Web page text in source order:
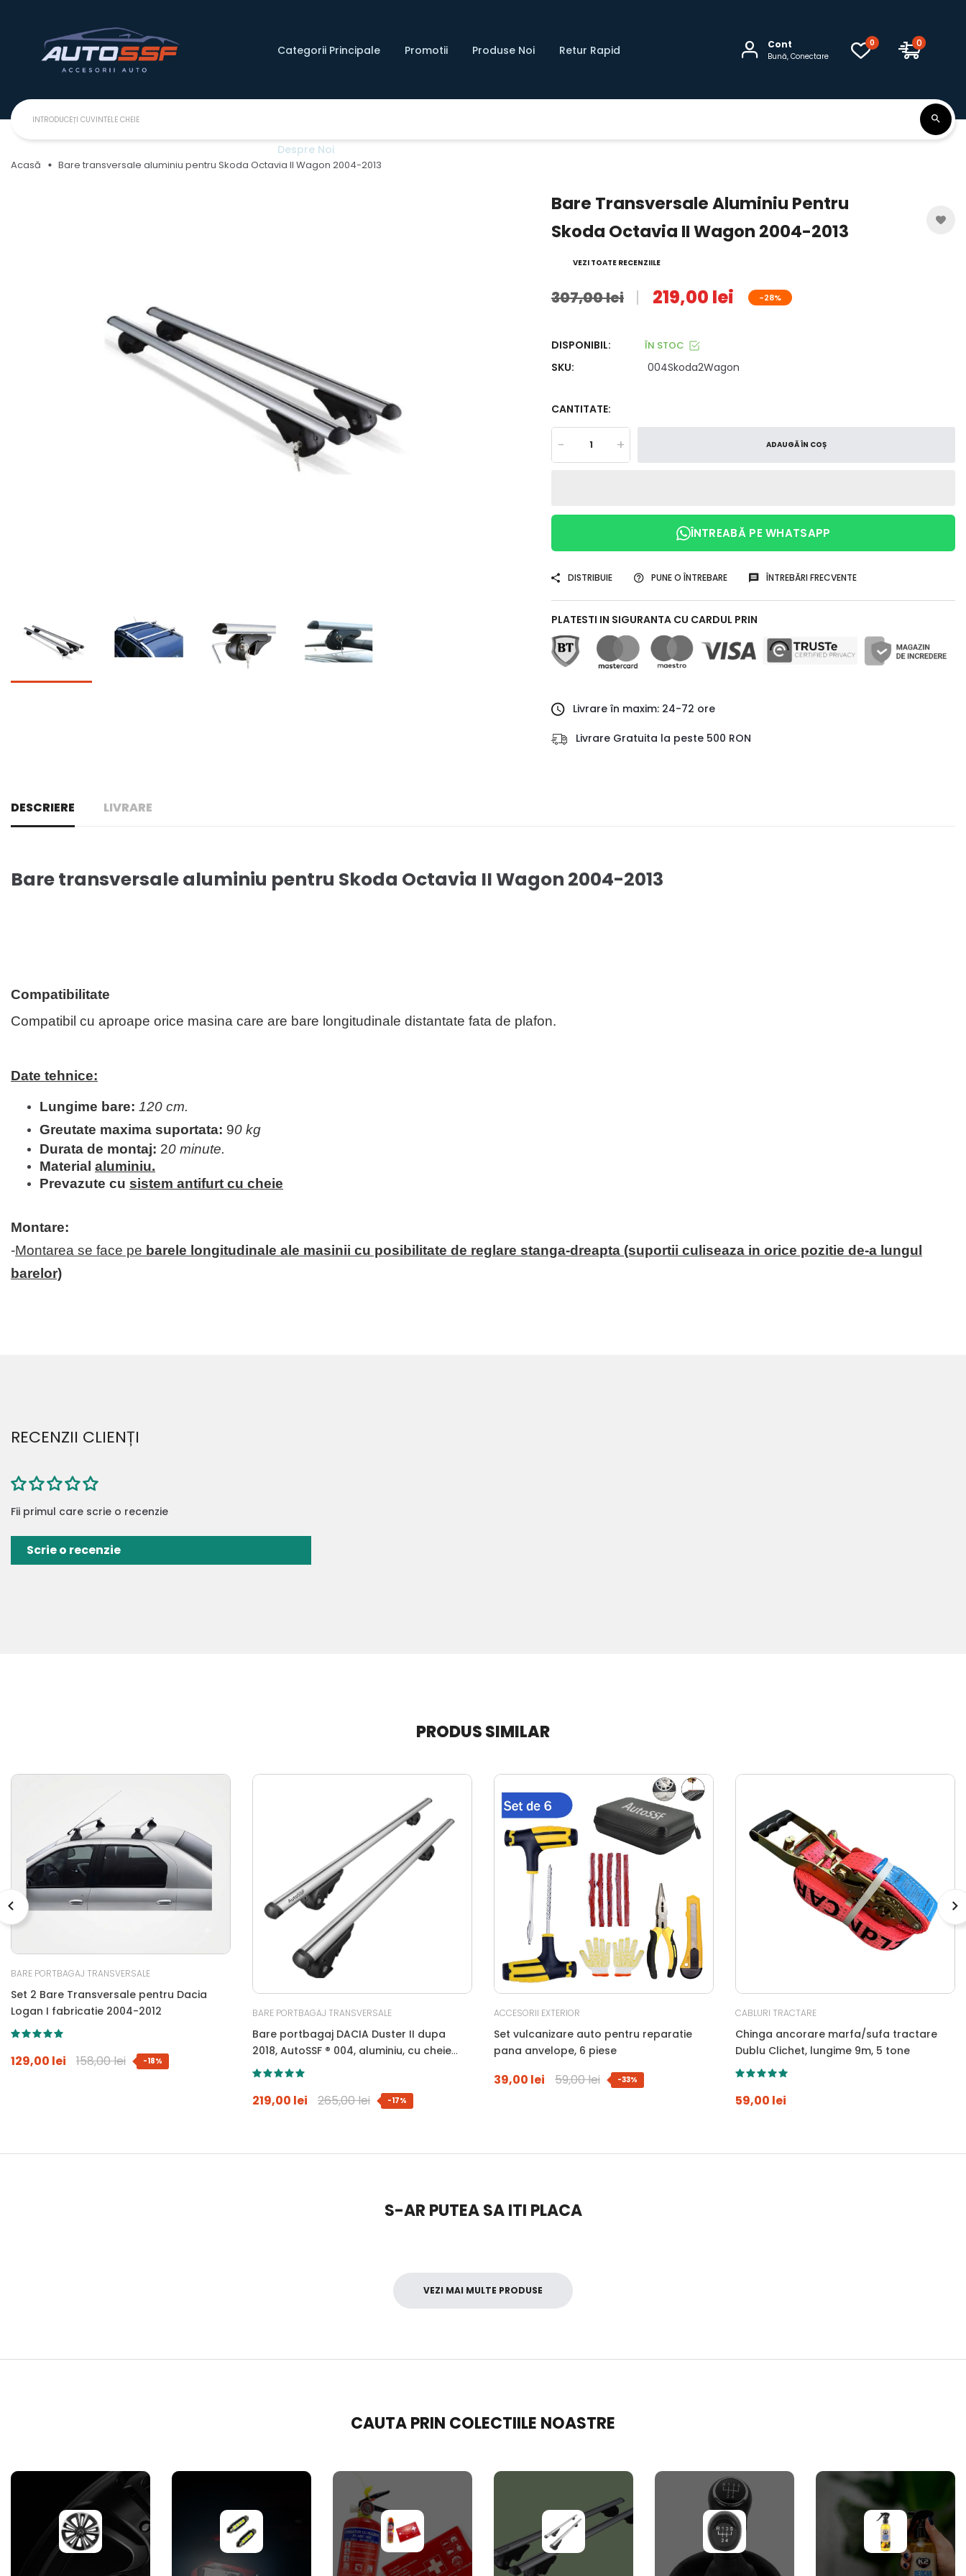
Categorii Principale Promotii Produse Noi Retur Rapid
Despre Noi
Cont
Bună, Conectare
0 0
Acasă Bare transversale aluminiu pentru Skoda Octavia II Wagon 2004-2013
Bare Transversale Aluminiu Pentru
Skoda Octavia II Wagon 2004-2013
VEZI TOATE RECENZIILE
307,00 lei 219,00 lei -28%
DISPONIBIL: ÎN STOC
SKU: 004Skoda2Wagon
CANTITATE:
- + ADAUGĂ ÎN COȘ
ÎNTREABĂ PE WHATSAPP
DISTRIBUIE PUNE O ÎNTREBARE ÎNTREBĂRI FRECVENTE
PLATESTI IN SIGURANTA CU CARDUL PRIN
Livrare în maxim: 24-72 ore
Livrare Gratuita la peste 500 RON
DESCRIERE LIVRARE
Bare transversale aluminiu pentru Skoda Octavia II Wagon 2004-2013
Compatibilitate
Compatibil cu aproape orice masina care are bare longitudinale distantate fata de plafon.
Date tehnice:
Lungime bare: 120 cm.
Greutate maxima suportata: 90 kg
Durata de montaj: 20 minute.
Material aluminiu.
Prevazute cu sistem antifurt cu cheie
Montare:
-Montarea se face pe barele longitudinale ale masinii cu posibilitate de reglare stanga-dreapta (suportii culiseaza in orice pozitie de-a lungul
barelor)
RECENZII CLIENȚI
Fii primul care scrie o recenzie
Scrie o recenzie
PRODUS SIMILAR
BARE PORTBAGAJ TRANSVERSALE
Set 2 Bare Transversale pentru Dacia
Logan I fabricatie 2004-2012
129,00 lei 158,00 lei -18%
BARE PORTBAGAJ TRANSVERSALE
Bare portbagaj DACIA Duster II dupa
2018, AutoSSF ® 004, aluminiu, cu cheie
antifurt si garnituri, montare pe barele
219,00 lei 265,00 lei -17%
ACCESORII EXTERIOR
Set vulcanizare auto pentru reparatie
pana anvelope, 6 piese
39,00 lei 59,00 lei -33%
CABLURI TRACTARE
Chinga ancorare marfa/sufa tractare
Dublu Clichet, lungime 9m, 5 tone
59,00 lei
S-AR PUTEA SA ITI PLACA
VEZI MAI MULTE PRODUSE
CAUTA PRIN COLECTIILE NOASTRE